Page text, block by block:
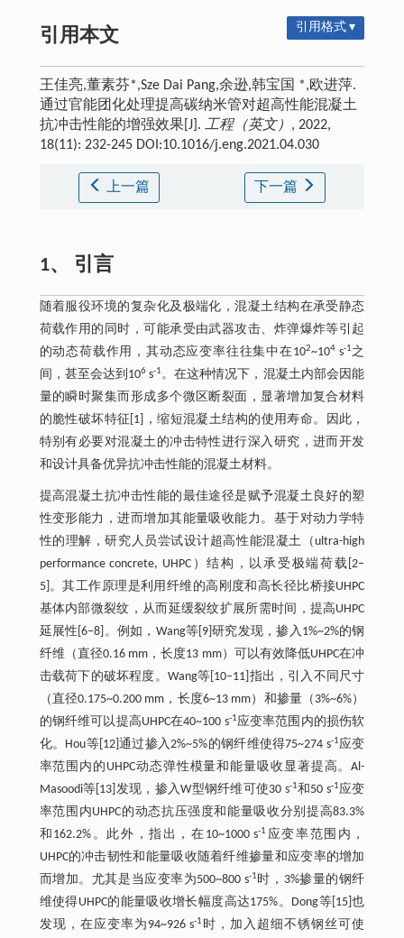
引用本文 引用格式 ▾
王佳亮,董素芬*,Sze Dai Pang,余逊,韩宝国 *,欧进萍.
通过官能团化处理提高碳纳米管对超高性能混凝土
抗冲击性能的增强效果[J]. 工程（英文） , 2022,
18(11): 232-245 DOI:10.1016/j.eng.2021.04.030
上一篇 下一篇
1、 引言
随着服役环境的复杂化及极端化，混凝土结构在承受静态
荷载作用的同时，可能承受由武器攻击、炸弹爆炸等引起
的动态荷载作用，其动态应变率往往集中在102~104s-1之
间，甚至会达到106 s-1。在这种情况下，混凝土内部会因能
量的瞬时聚集而形成多个微区断裂面，显著增加复合材料
的脆性破坏特征[1]，缩短混凝土结构的使用寿命。因此，
特别有必要对混凝土的冲击特性进行深入研究，进而开发
和设计具备优异抗冲击性能的混凝土材料。
提高混凝土抗冲击性能的最佳途径是赋予混凝土良好的塑
性变形能力，进而增加其能量吸收能力。基于对动力学特
性的理解，研究人员尝试设计超高性能混凝土（ultra-high
performance concrete, UHPC）结构，以承受极端荷载[2‒
5]。其工作原理是利用纤维的高刚度和高长径比桥接UHPC
基体内部微裂纹，从而延缓裂纹扩展所需时间，提高UHPC
延展性[6‒8]。例如，Wang等[9]研究发现，掺入1%~2%的钢
纤维（直径0.16 mm，长度13 mm）可以有效降低UHPC在冲
击载荷下的破坏程度。Wang等[10‒11]指出，引入不同尺寸
（直径0.175~0.200 mm，长度6~13 mm）和掺量（3%~6%）
的钢纤维可以提高UHPC在40~100 s-1应变率范围内的损伤软
化。Hou等[12]通过掺入2%~5%的钢纤维使得75~274 s-1应变
率范围内的UHPC动态弹性模量和能量吸收显著提高。Al-
Masoodi等[13]发现，掺入W型钢纤维可使30 s-1和50 s-1应变
率范围内UHPC的动态抗压强度和能量吸收分别提高83.3%
和162.2%。此外，指出，在10~1000 s-1 应变率范围内，
UHPC的冲击韧性和能量吸收随着纤维掺量和应变率的增加
而增加。尤其是当应变率为500~800 s-1时，3%掺量的钢纤
维使得UHPC的能量吸收增长幅度高达175%。Dong等[15]也
发现，在应变率为94~926 s-1 时，加入超细不锈钢丝可使